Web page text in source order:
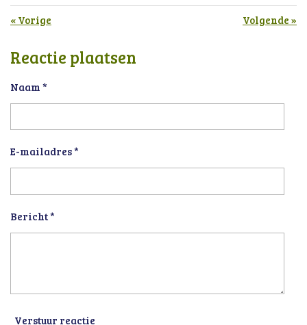
« Vorige Volgende »
Reactie plaatsen
Naam *
E-mailadres *
Bericht *
Verstuur reactie